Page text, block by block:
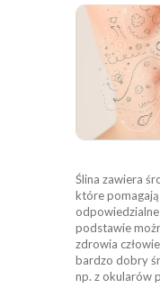
Ślina zawiera
które
podstawie
zdrowia
bardzo dobry
np. z okularów